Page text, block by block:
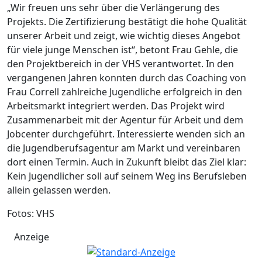
„Wir freuen uns sehr über die Verlängerung des
Projekts. Die Zertifizierung bestätigt die hohe Qualität
unserer Arbeit und zeigt, wie wichtig dieses Angebot
für viele junge Menschen ist“, betont Frau Gehle, die
den Projektbereich in der VHS verantwortet. In den
vergangenen Jahren konnten durch das Coaching von
Frau Correll zahlreiche Jugendliche erfolgreich in den
Arbeitsmarkt integriert werden. Das Projekt wird
Zusammenarbeit mit der Agentur für Arbeit und dem
Jobcenter durchgeführt. Interessierte wenden sich an
die Jugendberufsagentur am Markt und vereinbaren
dort einen Termin. Auch in Zukunft bleibt das Ziel klar:
Kein Jugendlicher soll auf seinem Weg ins Berufsleben
allein gelassen werden.
Fotos: VHS
Anzeige